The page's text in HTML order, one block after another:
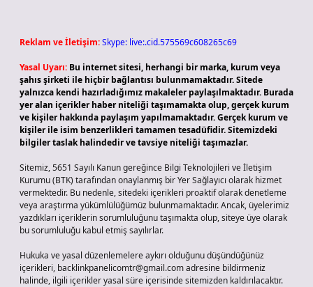
Reklam ve İletişim:Skype: live:.cid.575569c608265c69
Yasal Uyarı: Bu internet sitesi, herhangi bir marka, kurum veya
şahıs şirketi ile hiçbir bağlantısı bulunmamaktadır. Sitede
yalnızca kendi hazırladığımız makaleler paylaşılmaktadır. Burada
yer alan içerikler haber niteliği taşımamakta olup, gerçek kurum
ve kişiler hakkında paylaşım yapılmamaktadır. Gerçek kurum ve
kişiler ile isim benzerlikleri tamamen tesadüfidir. Sitemizdeki
bilgiler taslak halindedir ve tavsiye niteliği taşımazlar.
Sitemiz, 5651 Sayılı Kanun gereğince Bilgi Teknolojileri ve İletişim
Kurumu (BTK) tarafından onaylanmış bir Yer Sağlayıcı olarak hizmet
vermektedir. Bu nedenle, sitedeki içerikleri proaktif olarak denetleme
veya araştırma yükümlülüğümüz bulunmamaktadır. Ancak, üyelerimiz
yazdıkları içeriklerin sorumluluğunu taşımakta olup, siteye üye olarak
bu sorumluluğu kabul etmiş sayılırlar.
Hukuka ve yasal düzenlemelere aykırı olduğunu düşündüğünüz
içerikleri, backlinkpanelicomtr@gmail.comadresine bildirmeniz
halinde, ilgili içerikler yasal süre içerisinde sitemizden kaldırılacaktır.